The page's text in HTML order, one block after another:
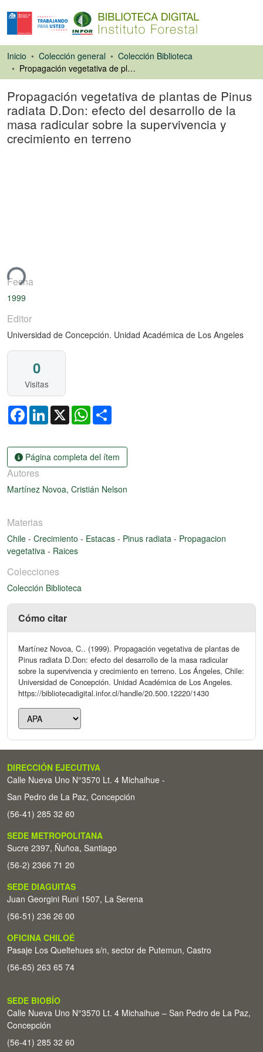
Inicio Colección general
Colección Biblioteca
Propagación vegetativa de plantas de Pinus radiata D.Don: efecto del desarrollo de la masa radicular sobre la supervivencia y crecimiento en terreno
Propagación vegetativa de plantas de Pinus
radiata D.Don: efecto del desarrollo de la
masa radicular sobre la supervivencia y
crecimiento en terreno
Fecha
1999
Editor
Universidad de Concepción. Unidad Académica de Los Angeles
0
Visitas
FacebookLinkedIn
X WhatsApp
Página completa del ítem
Autores
Martínez Novoa, Cristián Nelson
Materias
Chile - Crecimiento - Estacas - Pinus radiata - Propagacion
vegetativa - Raices
Colecciones
Colección Biblioteca
Cómo citar
Martínez Novoa, C.. (1999). Propagación vegetativa de plantas de
Pinus radiata D.Don: efecto del desarrollo de la masa radicular
sobre la supervivencia y crecimiento en terreno. Los Ángeles, Chile:
Universidad de Concepción. Unidad Académica de Los Angeles.
https://bibliotecadigital.infor.cl/handle/20.500.12220/1430
DIRECCIÓN EJECUTIVA
Calle Nueva Uno N°3570 Lt. 4 Michaihue -
San Pedro de La Paz, Concepción
(56-41) 285 32 60
SEDE METROPOLITANA
Sucre 2397, Ñuñoa, Santiago
(56-2) 2366 71 20
SEDE DIAGUITAS
Juan Georgini Runi 1507, La Serena
(56-51) 236 26 00
OFICINA CHILOÉ
Pasaje Los Queltehues s/n, sector de Putemun, Castro
(56-65) 263 65 74
SEDE BIOBÍO
Calle Nueva Uno N°3570 Lt. 4 Michaihue – San Pedro de La Paz,
Concepción
(56-41) 285 32 60